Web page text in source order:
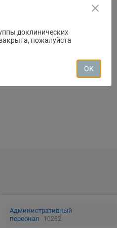
Создать вакансию
Административный
персонал
10262
close
доклинических
пожалуйста
ОК